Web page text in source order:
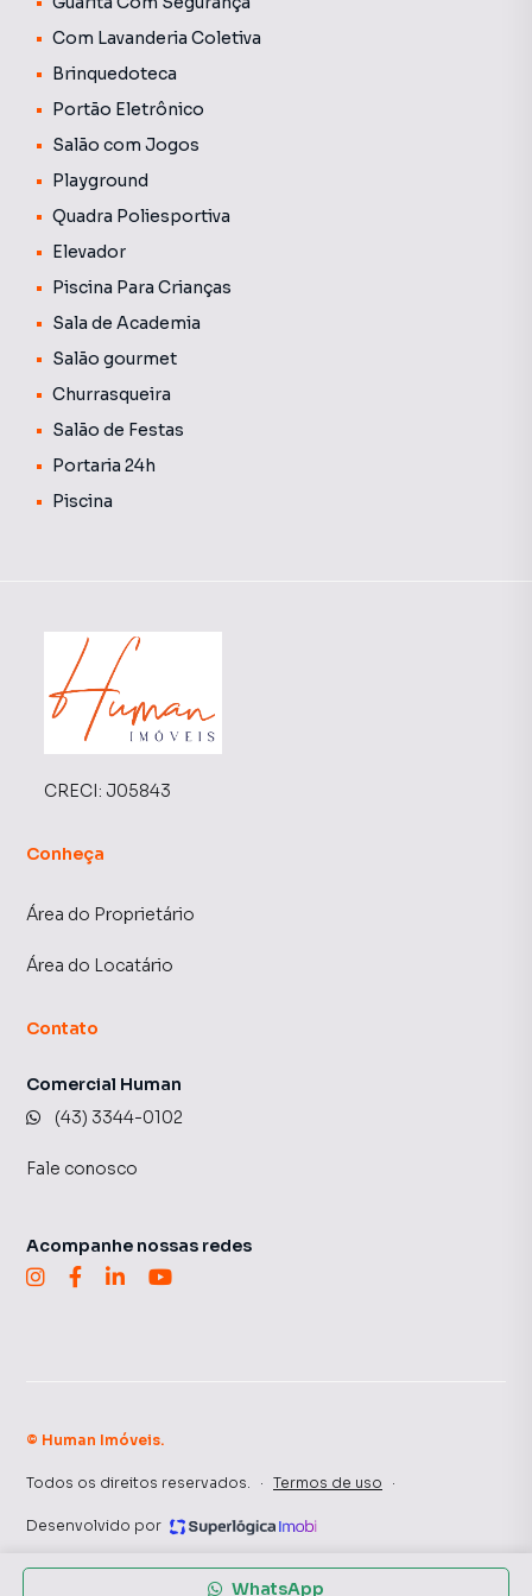
academia, salão de festas e espaços de convivência bem
cuidados.
O valor do condomínio divulgado é uma média aproximada,
podendo variar conforme as despesas mensais do
edifício. As tarifas de água e gás não estão incluídas nessa
média e geralmente são cobradas juntamente com o
boleto do condomínio.
Com Lavanderia Coletiva
Brinquedoteca
Portão Eletrônico
Salão com Jogos
Playground
Quadra Poliesportiva
Elevador
Piscina Para Crianças
Sala de Academia
Salão gourmet
Churrasqueira
Salão de Festas
Portaria 24h
Piscina
WhatsApp
CRECI: J05843
Conheça
Área do Proprietário
Área do Locatário
Contato
Comercial Human
(43) 3344-0102
Fale conosco
Acompanhe nossas redes
© Human Imóveis.
Todos os direitos reservados. · Termos de uso ·
Desenvolvido por